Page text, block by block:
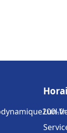
Lun-